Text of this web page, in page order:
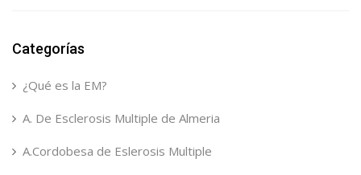
Categorías
¿Qué es la EM?
A. De Esclerosis Multiple de Almeria
A.Cordobesa de Eslerosis Multiple